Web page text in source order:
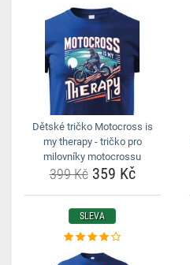
Dětské tričko Motocross is
my therapy - tričko pro
milovníky motocrossu
399 Kč359 Kč
SLEVA